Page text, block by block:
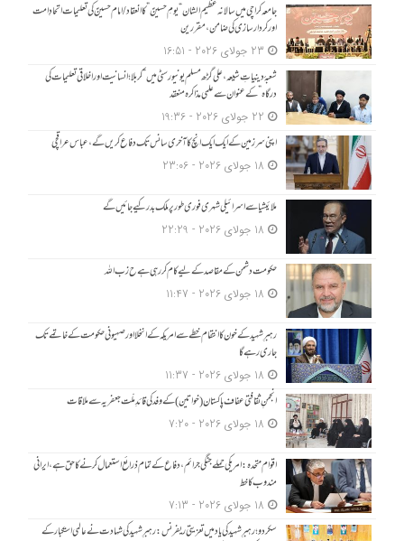
جامعہ کراچی میں سالانہ عظیم الشان “یومِ حسینؑ” کا انعقاد/امام حسینؑ کی تعلیمات اتحادِ امت
اور کردار سازی کی ضامن، مقررین
23 جولای 2026 - 16:51
شعبۂ دینیاتِ شیعہ، علی گڑھ مسلم یونیورسٹی میں “کربلا؛ انسانیت اور اخلاقی تعلیمات کی
درگاہ” کے عنوان سے علمی مذاکرہ منعقد
22 جولای 2026 - 19:36
اپنی سرزمین کے ایک ایک انچ کا آخری سانس تک دفاع کریں گے، عباس عراقچی
18 جولای 2026 - 23:06
ملائیشیا سے اسرائیلی شہری فوری طور پر ملک بدر کیے جائیں گے
18 جولای 2026 - 22:29
حکومت دشمن کے مقاصد کے لیے کام کر رہی ہے ح زب ا للہ
18 جولای 2026 - 11:47
رہبرِ شہید کے خون کا انتقام خطے سے امریکہ کے انخلا اور صہیونی حکومت کے خاتمے تک
جاری رہے گا
18 جولای 2026 - 11:37
انجمنِ ثقافتی عفاف پاکستان (خواتین) کے وفد کی قائدِ ملّت جعفریہ سے ملاقات
18 جولای 2026 - 7:20
اقوام متحدہ: امریکی حملے جنگی جرائم، دفاع کے تمام ذرائع استعمال کرنے کا حق ہے، ایرانی
مندوب کا خط
18 جولای 2026 - 7:13
سکردو؛ رہبرِ شہید کی یاد میں تعزیتی ریفرنس: رہبرِ شہید کی شہادت نے عالمی استکبار کے